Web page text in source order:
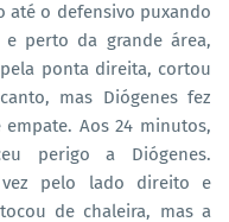
até o defensivo puxando
e perto da grande área,
ponta direita, cortou
mas Diógenes fez
Aos 24 minutos,
perigo a Diógenes.
vez pelo lado direito e
de chaleira, mas a